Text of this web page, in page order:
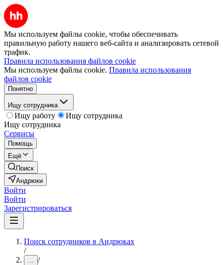
Мы используем файлы cookie, чтобы обеспечивать
правильную работу нашего веб-сайта и анализировать сетевой
трафик.
Правила использования файлов cookie
Мы используем файлы cookie. Правила использования
файлов cookie
Понятно
Ищу сотрудника
Ищу работу
Ищу сотрудника
Ищу сотрудника
Сервисы
Помощь
Ещё
Поиск
Андрюки
Войти
Войти
Зарегистрироваться
Поиск сотрудников в Андрюках
/
... /